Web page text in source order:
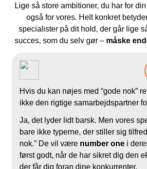
Lige så store ambitioner, du har for
også for vores. Helt konkret
specialister på dit hold, der går lige
succes, som du selv gør – måske
Hvis du kan nøjes med “gode nok”
ikke den rigtige samarbejdspartner
Ja, det lyder lidt barsk. Men vores
bare ikke typerne, der stiller sig
nok.” De vil være number one i
først godt, når de har sikret dig den
der får dig foran dine konkurrenter.